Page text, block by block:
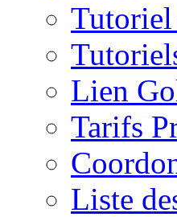
Tutoriel
Lien
Tarifs
Liste